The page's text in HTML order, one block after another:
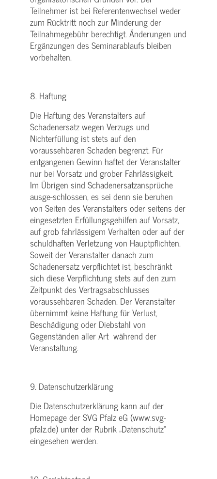
Teilnehmer ist bei Referentenwechsel weder
zum Rücktritt noch zur Minderung der
Teilnahmegebühr berechtigt. Änderungen und
Ergänzungen des Seminarablaufs bleiben
vorbehalten.
8. Haftung
Die Haftung des Veranstalters auf
Schadenersatz wegen Verzugs und
Nichterfüllung ist stets auf den
voraussehbaren Schaden begrenzt. Für
entgangenen Gewinn haftet der Veranstalter
nur bei Vorsatz und grober Fahrlässigkeit.
Im Übrigen sind Schadenersatzansprüche
ausge-schlossen, es sei denn sie beruhen
von Seiten des Veranstalters oder seitens der
eingesetzten Erfüllungsgehilfen auf Vorsatz,
auf grob fahrlässigem Verhalten oder auf der
schuldhaften Verletzung von Hauptpflichten.
Soweit der Veranstalter danach zum
Schadenersatz verpflichtet ist, beschränkt
sich diese Verpflichtung stets auf den zum
Zeitpunkt des Vertragsabschlusses
voraussehbaren Schaden. Der Veranstalter
übernimmt keine Haftung für Verlust,
Beschädigung oder Diebstahl von
Gegenständen aller Art während der
Veranstaltung.
9. Datenschutzerklärung
Die Datenschutzerklärung kann auf der
Homepage der SVG Pfalz eG (www.svg-
pfalz.de) unter der Rubrik „Datenschutz“
eingesehen werden.